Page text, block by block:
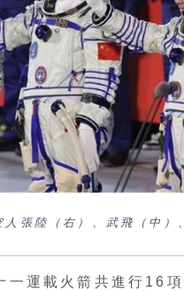
張陸（右）、武飛（中）
一運載火箭共進行16